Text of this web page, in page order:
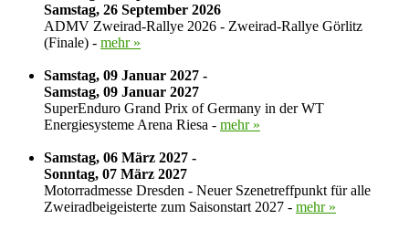
Samstag, 26 September 2026
ADMV Zweirad-Rallye 2026 - Zweirad-Rallye Görlitz
(Finale) - mehr »
Samstag, 09 Januar 2027 -
Samstag, 09 Januar 2027
SuperEnduro Grand Prix of Germany in der WT
Energiesysteme Arena Riesa - mehr »
Samstag, 06 März 2027 -
Sonntag, 07 März 2027
Motorradmesse Dresden - Neuer Szenetreffpunkt für alle
Zweiradbeigeisterte zum Saisonstart 2027 - mehr »